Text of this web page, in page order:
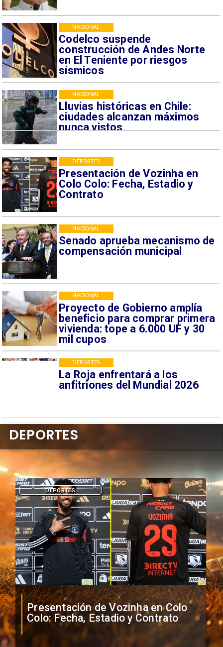
Codelco suspende
construcción de Andes Norte
en El Teniente por riesgos
sísmicos
NACIONAL
Lluvias históricas en Chile:
ciudades alcanzan máximos
nunca vistos
NACIONAL
Presentación de Vozinha en
Colo Colo: Fecha, Estadio y
Contrato
DEPORTES
Senado aprueba mecanismo de
compensación municipal
NACIONAL
Proyecto de Gobierno amplía
beneficio para comprar primera
vivienda: tope a 6.000 UF y 30
mil cupos
NACIONAL
La Roja enfrentará a los
anfitriones del Mundial 2026
DEPORTES
Presentación de Vozinha en Colo
Colo: Fecha, Estadio y Contrato
DEPORTES
DEPORTES